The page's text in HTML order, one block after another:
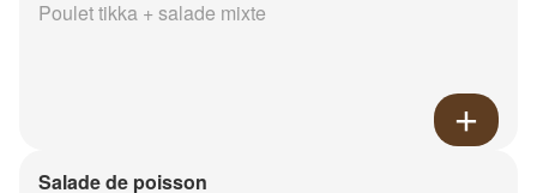
Poulet tikka + salade mixte
Salade de poisson